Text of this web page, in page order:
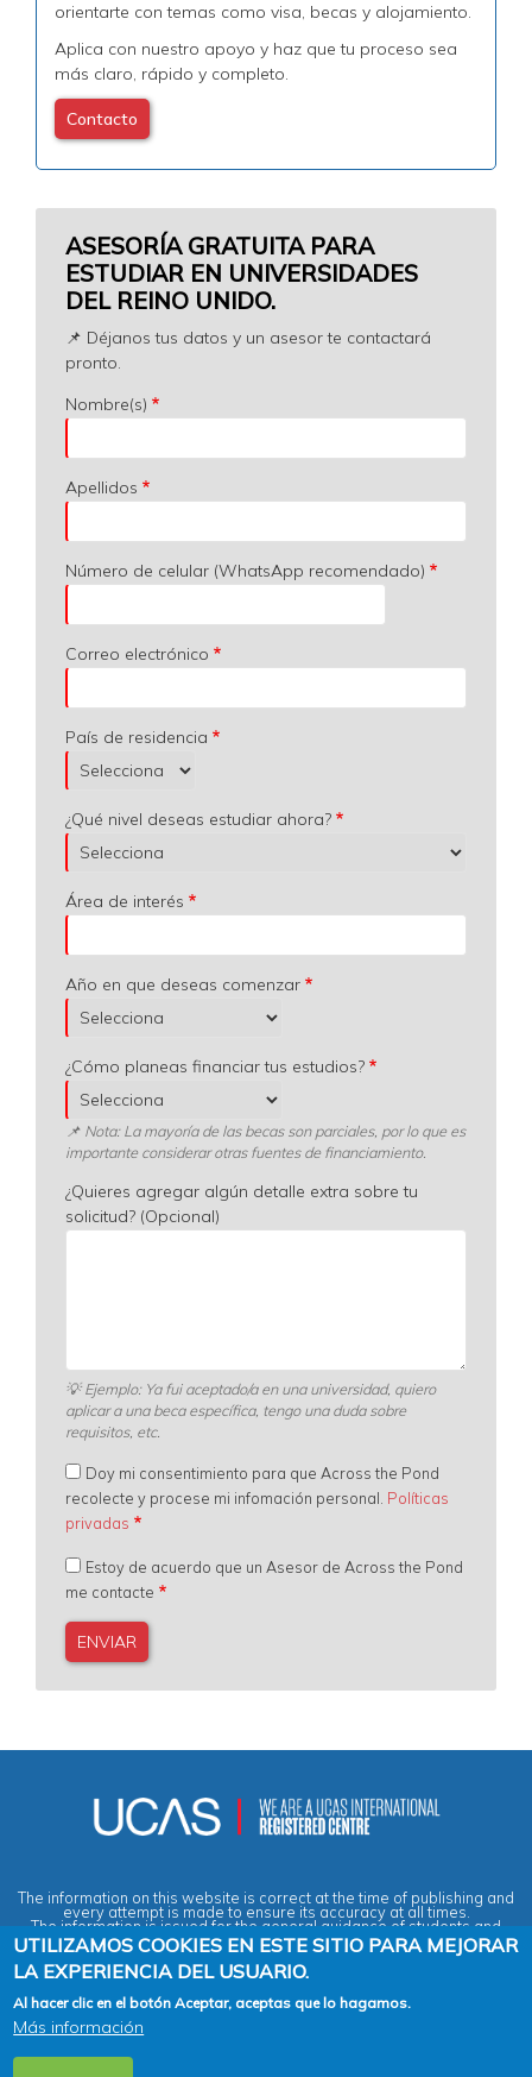
orientarte con temas como visa, becas y alojamiento.
Aplica con nuestro apoyo y haz que tu proceso sea
más claro, rápido y completo.
Contacto
ASESORÍA GRATUITA PARA
ESTUDIAR EN UNIVERSIDADES
DEL REINO UNIDO.
📌 Déjanos tus datos y un asesor te contactará
pronto.
Nombre(s)
Apellidos
Número de celular (WhatsApp recomendado)
Correo electrónico
País de residencia
¿Qué nivel deseas estudiar ahora?
Área de interés
Año en que deseas comenzar
¿Cómo planeas financiar tus estudios?
📌 Nota: La mayoría de las becas son parciales, por lo que es
importante considerar otras fuentes de financiamiento.
¿Quieres agregar algún detalle extra sobre tu
solicitud? (Opcional)
💡Ejemplo: Ya fui aceptado/a en una universidad, quiero
aplicar a una beca específica, tengo una duda sobre
requisitos, etc.
Doy mi consentimiento para que Across the Pond
recolecte y procese mi infomación personal. Políticas
privadas
Estoy de acuerdo que un Asesor de Across the Pond
me contacte
The information on this website is correct at the time of publishing and
every attempt is made to ensure its accuracy at all times.
The information is issued for the general guidance of students and
does not form part of any contract or guarantee.
Privacy & Data Protection Policy|Cookies Policy|Anti-Slavery &
Human Trafficking Statement Terms & Conditions
UTILIZAMOS COOKIES EN ESTE SITIO PARA MEJORAR
LA EXPERIENCIA DEL USUARIO.
Al hacer clic en el botón Aceptar, aceptas que lo hagamos.
Más información